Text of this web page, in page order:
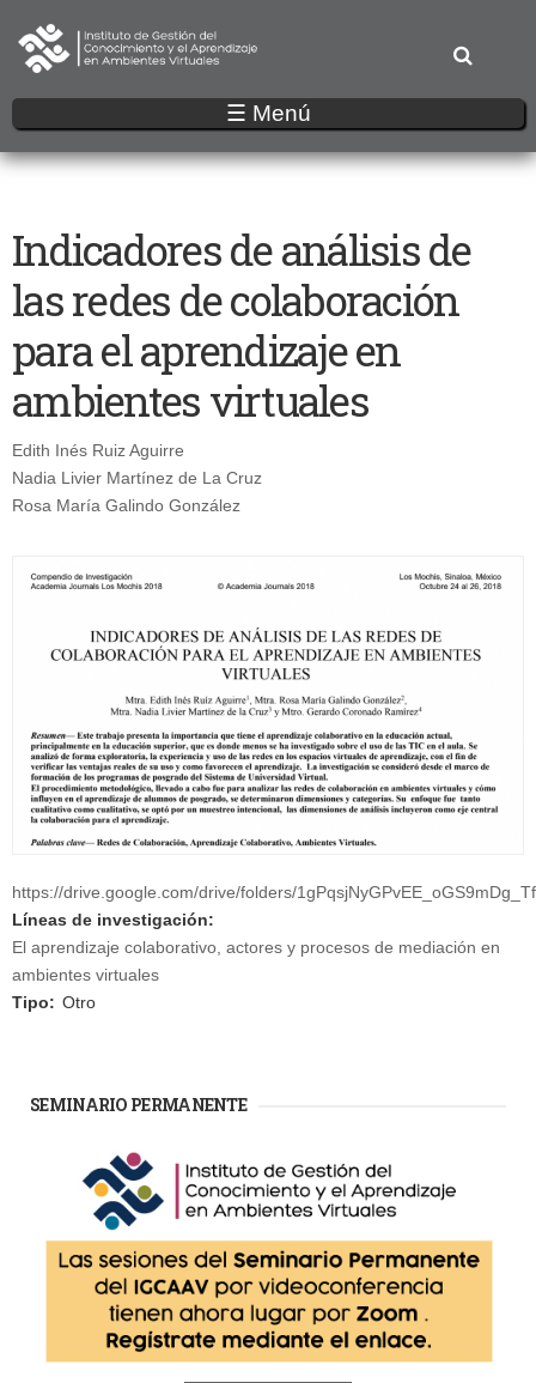
al
contenido
principal
☰ Menú
Indicadores de análisis de
las redes de colaboración
para el aprendizaje en
ambientes virtuales
Edith Inés Ruiz Aguirre
Nadia Livier Martínez de La Cruz
Rosa María Galindo González
https://drive.google.com/drive/folders/
Líneas de investigación:
El aprendizaje colaborativo, actores y procesos de mediación en
ambientes virtuales
Tipo: Otro
SEMINARIO PERMANENTE